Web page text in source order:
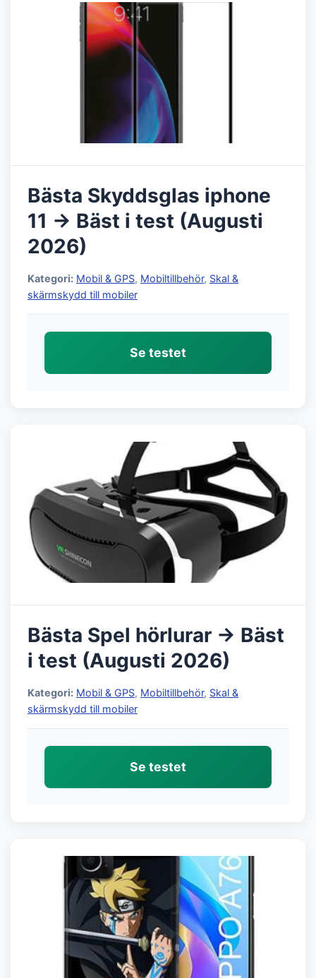
Bästa Skyddsglas iphone
11 → Bäst i test (Augusti
2026)
Kategori: Mobil & GPS, Mobiltillbehör, Skal &
skärmskydd till mobiler
Se testet
Bästa Spel hörlurar → Bäst
i test (Augusti 2026)
Kategori: Mobil & GPS, Mobiltillbehör, Skal &
skärmskydd till mobiler
Se testet